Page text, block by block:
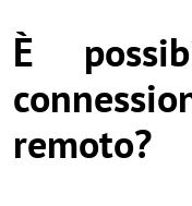
È
remoto?